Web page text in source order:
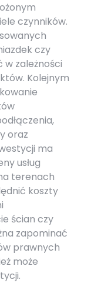
czynników.
czy
w zależności
Kolejnym
oraz
ma
usług
terenach
koszty
ścian czy
zapominać
prawnych
może